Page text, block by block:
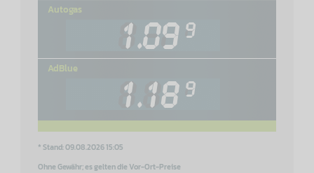
Autogas
AdBlue
* Stand: 09.08.2026 15:05
Ohne Gewähr; es gelten die Vor-Ort-Preise